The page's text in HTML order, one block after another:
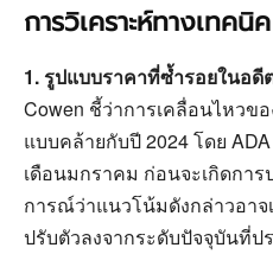
การวิเคราะห์ทางเทคนิค
1. รูปแบบราคาที่ซ้ำรอยในอดี
Cowen ชี้ว่าการเคลื่อนไหวข
แบบคล้ายกับปี 2024 โดย
เดือนมกราคม ก่อนจะเกิดการ
การณ์ว่าแนวโน้มดังกล่าวอาจ
ปรับตัวลงจากระดับปัจจุบันที่ป